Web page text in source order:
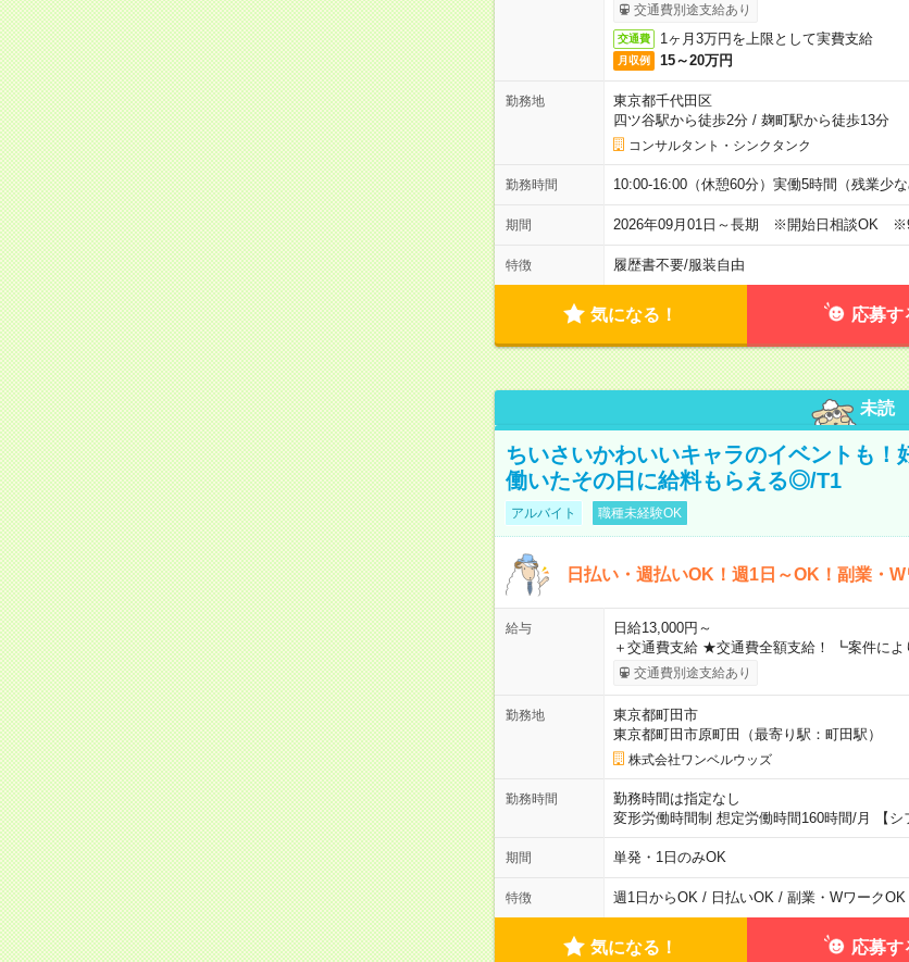
交通費別途支給あり
交通費 1ヶ月3万円を上限として実費支給
月収例 15～20万円
勤務地
東京都千代田区
四ツ谷駅から徒歩2分/ 麹町駅から徒歩13分
コンサルタント・シンクタンク
勤務時間 10:00-16:00（休憩60分）実働5時間（残業少な
期間 2026年09月01日～長期 ※開始日相談OK
特徴 履歴書不要/服装自由
気になる！ 応募す
未読
ちいさいかわいいキャラのイベントも
働いたその日に給料もらえる◎/T1
アルバイト 職種未経験OK
日払い・週払いOK！週1日～OK！副業・
給与
日給13,000円～
＋交通費支給 ★交通費全額支給！ ┗案件に
交通費別途支給あり
勤務地
東京都町田市
東京都町田市原町田（最寄り駅：町田駅）
株式会社ワンベルウッズ
勤務時間
勤務時間は指定なし
変形労働時間制 想定労働時間160時間/月 【シ
期間 単発・1日のみOK
特徴 週1日からOK / 日払いOK / 副業・Wワーク
気になる！ 応募す